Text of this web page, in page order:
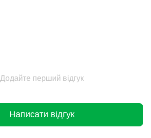
Додайте перший відгук
Написати відгук